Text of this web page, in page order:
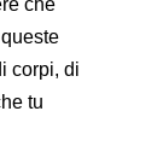
che
corpi, di
tu